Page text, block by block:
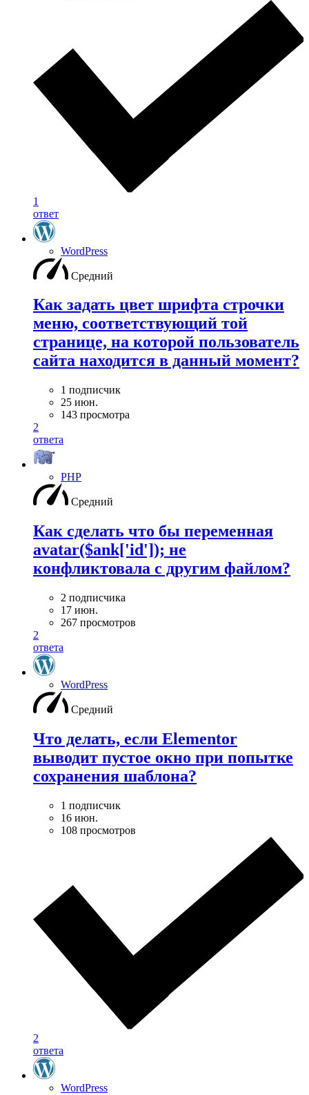
1
ответ
WordPress
Средний
Как задать цвет шрифта строчки
меню, соответствующий той
странице, на которой пользователь
сайта находится в данный момент?
1 подписчик
25 июн.
143 просмотра
2
ответа
PHP
Средний
Как сделать что бы переменная
avatar($ank['id']); не
конфликтовала с другим файлом?
2 подписчика
17 июн.
267 просмотров
2
ответа
WordPress
Средний
Что делать, если Elementor
выводит пустое окно при попытке
сохранения шаблона?
1 подписчик
16 июн.
108 просмотров
2
ответа
WordPress